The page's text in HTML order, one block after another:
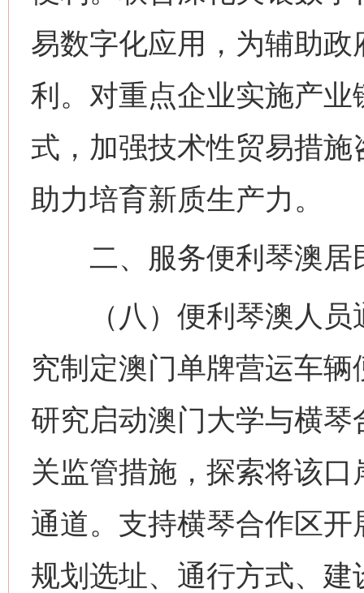
易数字化应用，为辅助
利。对重点企业实施产业
式，加强技术性贸易措
助力培育新质生产力。
二、服务便利琴澳居
（八）便利琴澳人员
究制定澳门单牌营运车
研究启动澳门大学与横
关监管措施，探索将该
通道。支持横琴合作区
规划选址、通行方式、